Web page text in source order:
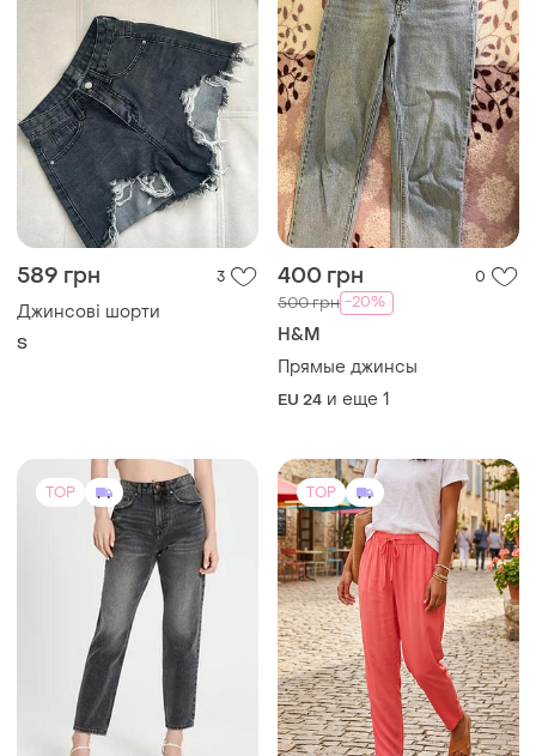
589 грн 3
Джинсові шорти
S
400 грн 0
500 грн -20%
H&M
Прямые джинсы
EU 24 и еще 1
TOP TOP